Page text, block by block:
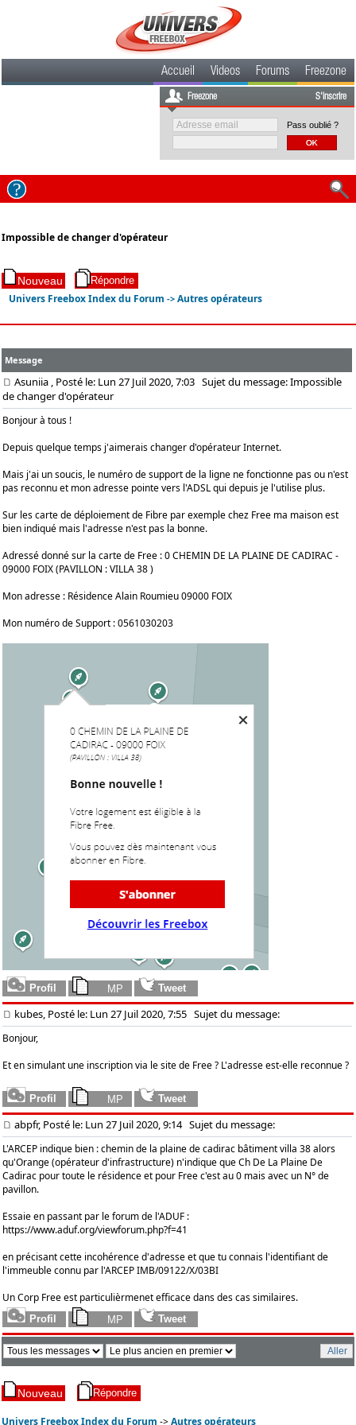
Accueil Videos Forums Freezone
Freezone S'inscrire
Pass oublié ?
Impossible de changer d'opérateur
Univers Freebox Index du Forum ->Autres opérateurs
Message
Asuniia , Posté le: Lun 27 Juil 2020, 7:03 Sujet du message: Impossible
de changer d'opérateur
Bonjour à tous !
Depuis quelque temps j'aimerais changer d'opérateur Internet.
Mais j'ai un soucis, le numéro de support de la ligne ne fonctionne pas ou n'est
pas reconnu et mon adresse pointe vers l'ADSL qui depuis je l'utilise plus.
Sur les carte de déploiement de Fibre par exemple chez Free ma maison est
bien indiqué mais l'adresse n'est pas la bonne.
Adressé donné sur la carte de Free : 0 CHEMIN DE LA PLAINE DE CADIRAC -
09000 FOIX (PAVILLON : VILLA 38 )
Mon adresse : Résidence Alain Roumieu 09000 FOIX
Mon numéro de Support : 0561030203
kubes, Posté le: Lun 27 Juil 2020, 7:55 Sujet du message:
Bonjour,
Et en simulant une inscription via le site de Free ? L'adresse est-elle reconnue ?
abpfr, Posté le: Lun 27 Juil 2020, 9:14Sujet du message:
L'ARCEP indique bien : chemin de la plaine de cadirac bâtiment villa 38 alors
qu'Orange (opérateur d'infrastructure) n'indique que Ch De La Plaine De
Cadirac pour toute le résidence et pour Free c'est au 0 mais avec un N° de
pavillon.
Essaie en passant par le forum de l'ADUF :
https://www.aduf.org/viewforum.php?f=41
en précisant cette incohérence d'adresse et que tu connais l'identifiant de
l'immeuble connu par l'ARCEP IMB/09122/X/03BI
Un Corp Free est particulièrmenet efficace dans des cas similaires.
Univers Freebox Index du Forum ->Autres opérateurs